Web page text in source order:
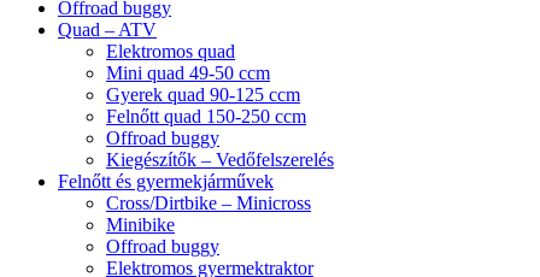
Offroad buggy
Quad – ATV
Elektromos quad
Mini quad 49-50 ccm
Gyerek quad 90-125 ccm
Felnőtt quad 150-250 ccm
Offroad buggy
Kiegészítők – Vedőfelszerelés
Felnőtt és gyermekjárművek
Cross/Dirtbike – Minicross
Minibike
Offroad buggy
Elektromos gyermektraktor